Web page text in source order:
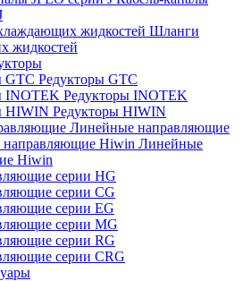
Шланги
жидкостей
Редукторы GTC
Редукторы INOTEK
Редукторы HIWIN
Линейные направляющие
Линейные
Hiwin
серии HG
серии CG
серии EG
серии MG
серии RG
серии CRG